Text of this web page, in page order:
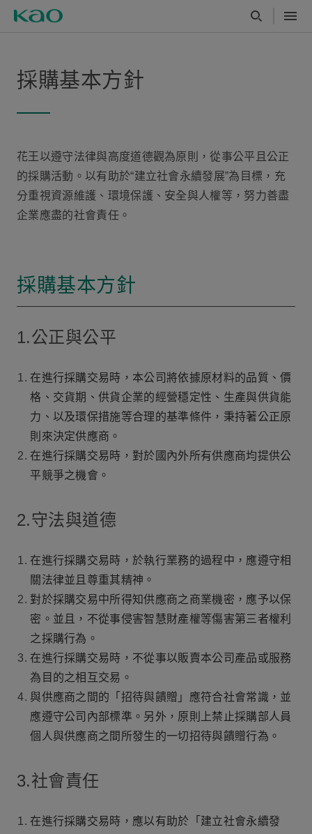
採購基本方針
花王以遵守法律與高度道德觀為原則，從事公平且公正
的採購活動。以有助於“建立社會永續發展”為目標，充
分重視資源維護、環境保護、安全與人權等，努力善盡
企業應盡的社會責任。
採購基本方針
1.公正與公平
在進行採購交易時，本公司將依據原材料的品質、價
格、交貨期、供貨企業的經營穩定性、生產與供貨能
力、以及環保措施等合理的基準條件，秉持著公正原
則來決定供應商。
在進行採購交易時，對於國內外所有供應商均提供公
平競爭之機會。
2.守法與道德
在進行採購交易時，於執行業務的過程中，應遵守相
關法律並且尊重其精神。
對於採購交易中所得知供應商之商業機密，應予以保
密。並且，不從事侵害智慧財產權等傷害第三者權利
之採購行為。
在進行採購交易時，不從事以販賣本公司產品或服務
為目的之相互交易。
與供應商之間的「招待與饋贈」應符合社會常識，並
應遵守公司內部標準。另外，原則上禁止採購部人員
個人與供應商之間所發生的一切招待與饋贈行為。
3.社會責任
在進行採購交易時，應以有助於「建立社會永續發